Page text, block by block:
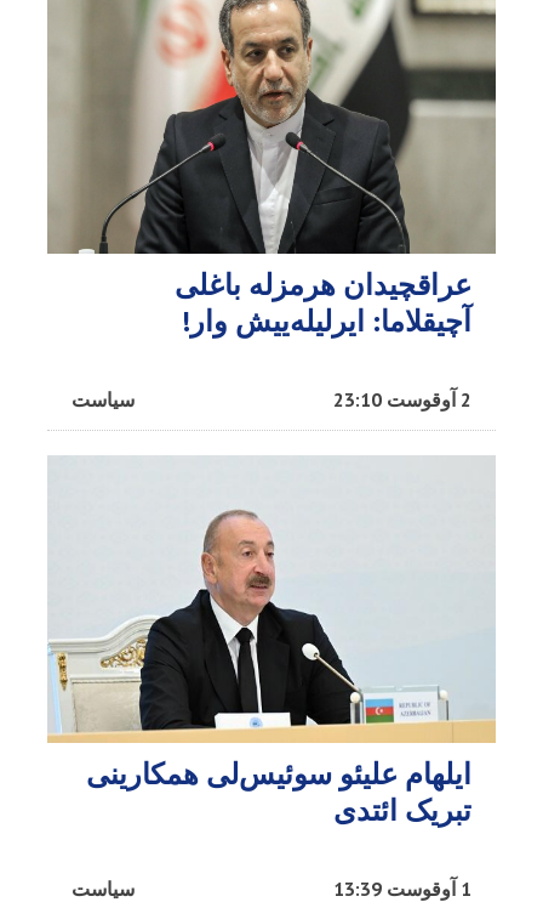
عراقچیدان هرمزله باغلی
آچیقلاما: ایرلیله‌ییش وار!
سیاست 2 آوقوست 23:10
ایلهام علیئو سوئیس‌لی همکارینی
تبریک ائتدی
سیاست 1 آوقوست 13:39